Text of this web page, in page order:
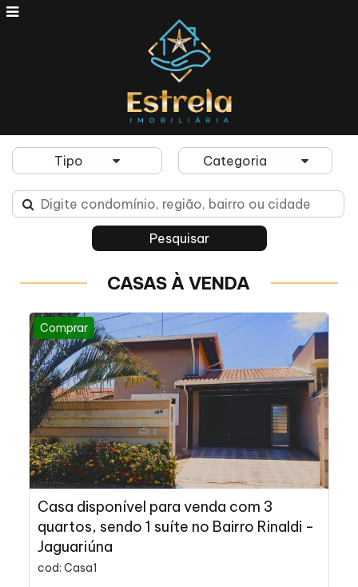
CASAS À VENDA
Comprar
Casa disponível para venda com 3
quartos, sendo 1 suíte no Bairro Rinaldi -
Jaguariúna
cod: Casa1